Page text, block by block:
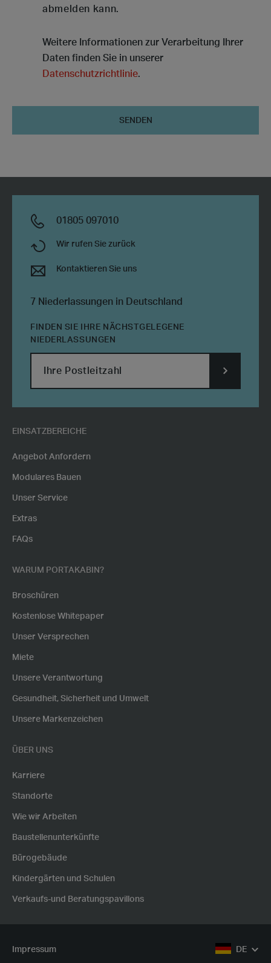
abmelden kann.
Weitere Informationen zur Verarbeitung Ihrer
Daten finden Sie in unserer
Datenschutzrichtlinie.
EINSATZBEREICHE
Angebot Anfordern
Modulares Bauen
Unser Service
Extras
FAQs
WARUM PORTAKABIN?
Broschüren
Kostenlose Whitepaper
Unser Versprechen
Miete
Unsere Verantwortung
Gesundheit, Sicherheit und Umwelt
Unsere Markenzeichen
ÜBER UNS
Karriere
Standorte
Wie wir Arbeiten
Baustellenunterkünfte
Bürogebäude
Kindergärten und Schulen
Verkaufs-und Beratungspavillons
01805 097010
Wir rufen Sie zurück
Kontaktieren Sie uns
7 Niederlassungen in Deutschland
FINDEN SIE IHRE NÄCHSTGELEGENE
NIEDERLASSUNGEN
POSTCODE
DE
Impressum